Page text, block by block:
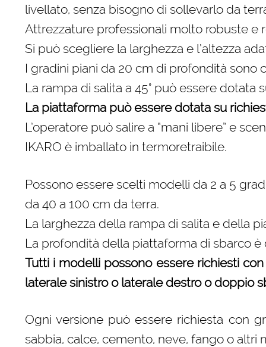
livellato, senza bisogno di sollevarlo da
Attrezzature professionali molto robuste e
Si può scegliere la larghezza e l’altezza
I gradini piani da 20 cm di profondità sono
La rampa di salita a 45° può essere dotata
La piattaforma può essere dotata su
L’operatore può salire a “mani libere” e
IKARO è imballato in termoretraibile.
Possono essere scelti modelli da 2 a 5
da 40 a 100 cm da terra.
La larghezza della rampa di salita e della
La profondità della piattaforma di sbarco
Tutti i modelli possono essere richiesti
laterale sinistro o laterale destro o doppio
Ogni versione può essere richiesta con
sabbia, calce, cemento, neve, fango o altri